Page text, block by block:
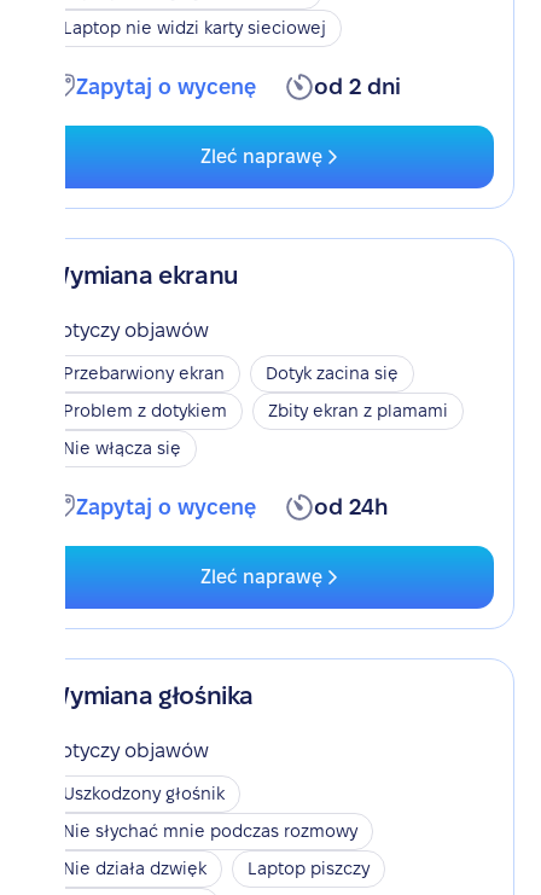
Laptop nie widzi karty sieciowej
Zapytaj o wycenę od 2 dni
Zleć naprawę
Wymiana ekranu
Dotyczy objawów
Przebarwiony ekran
Dotyk zacina się
Problem z dotykiem
Zbity ekran z plamami
Nie włącza się
Zapytaj o wycenę od 24h
Zleć naprawę
Wymiana głośnika
Dotyczy objawów
Uszkodzony głośnik
Nie słychać mnie podczas rozmowy
Nie działa dzwięk
Laptop piszczy